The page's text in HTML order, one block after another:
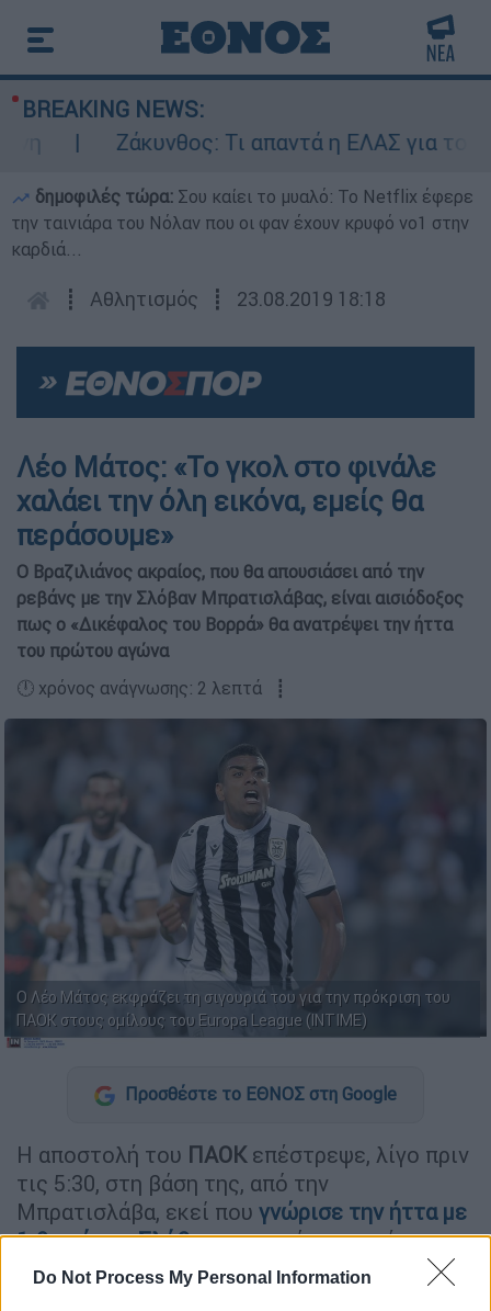
Do Not Process My Personal Information
BREAKING NEWS:
Ζάκυνθος: Τι απαντά η ΕΛΑΣ για τους
δημοφιλές τώρα: Σου καίει το μυαλό: Το Netflix έφερε
την ταινιάρα του Νόλαν που οι φαν έχουν κρυφό νο1 στην
καρδιά...
┋ Αθλητισμός ┋ 23.08.2019 18:18
Λέο Μάτος: «Το γκολ στο φινάλε
χαλάει την όλη εικόνα, εμείς θα
περάσουμε»
Ο Βραζιλιάνος ακραίος, που θα απουσιάσει από την
ρεβάνς με την Σλόβαν Μπρατισλάβας, είναι αισιόδοξος
πως ο «Δικέφαλος του Βορρά» θα ανατρέψει την ήττα
του πρώτου αγώνα
🕛 χρόνος ανάγνωσης: 2 λεπτά ┋
Ο Λέο Μάτος εκφράζει τη σιγουριά του για την πρόκριση του
ΠΑΟΚ στους ομίλους του Europa League (INTIME)
Προσθέστε το ΕΘΝΟΣ στη Google
Η αποστολή του ΠΑΟΚεπέστρεψε, λίγο πριν
τις 5:30, στη βάση της, από την
Μπρατισλάβα, εκεί που γνώρισε την ήττα με
1-0 από την Σλόβαν, στη πρώτη αναμέτρηση
για τα πλέι οφ του Europa League. Ο